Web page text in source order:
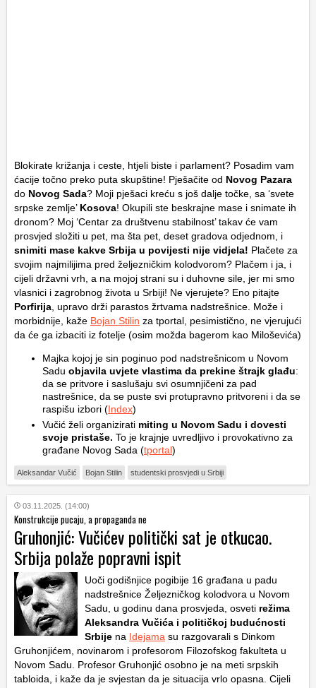
Blokirate križanja i ceste, htjeli biste i parlament? Posadim vam
ćacije točno preko puta skupštine! Pješačite od Novog Pazara
do Novog Sada? Moji pješaci kreću s još dalje točke, sa ‘svete
srpske zemlje’ Kosova! Okupili ste beskrajne mase i snimate ih
dronom? Moj ‘Centar za društvenu stabilnost’ takav će vam
prosvjed složiti u pet, ma šta pet, deset gradova odjednom, i
snimiti mase kakve Srbija u povijesti nije vidjela! Plačete za
svojim najmilijima pred željezničkim kolodvorom? Plačem i ja, i
cijeli državni vrh, a na mojoj strani su i duhovne sile, jer mi smo
vlasnici i zagrobnog života u Srbiji! Ne vjerujete? Eno pitajte
Porfirija , upravo drži parastos žrtvama nadstrešnice. Može i
morbidnije, kaže Bojan Stilin za tportal, pesimistično, ne vjerujući
da će ga izbaciti iz fotelje (osim možda bagerom kao Miloševića)
Majka kojoj je sin poginuo pod nadstrešnicom u Novom
Sadu objavila uvjete vlastima da prekine štrajk glađu:
da se pritvore i saslušaju svi osumnjičeni za pad
nastrešnice, da se puste svi protupravno pritvoreni i da se
raspišu izbori (Index)
Vučić želi organizirati miting u Novom Sadu i dovesti
svoje pristaše. To je krajnje uvredljivo i provokativno za
građane Novog Sada (tportal)
Aleksandar Vučić Bojan Stilin studentski prosvjedi u Srbiji
03.11.2025. (14:00)
Konstrukcije pucaju, a propaganda ne
Gruhonjić: Vučićev politički sat je otkucao.
Srbija polaže popravni ispit
Uoči godišnjice pogibije 16 građana u padu
nadstrešnice Željezničkog kolodvora u Novom
Sadu, u godinu dana prosvjeda, osveti režima
Aleksandra Vučića i političkoj budućnosti
Srbije na Idejama su razgovarali s Dinkom
Gruhonjićem, novinarom i profesorom Filozofskog fakulteta u
Novom Sadu. Profesor Gruhonjić osobno je na meti srpskih
tabloida, i kaže da je svjestan da je situacija vrlo opasna. Cijeli